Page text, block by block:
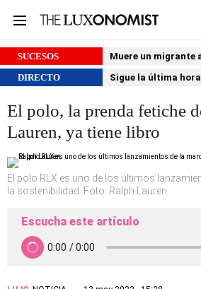
SUCESOS
Muere un migrante
DIRECTO
Sigue la última
El polo, la prenda fetiche
Lauren, ya tiene libro
El polo RLX es uno de los últimos
la sostenibilidad. Foto: Ralph Lauren
Escucha este artículo